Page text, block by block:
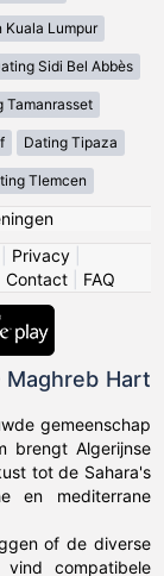
Kuala Lumpur
Sidi Bel Abbès
Tamanrasset
Dating Tipaza
Tlemcen
Privacy
Contact FAQ
Maghreb Hart
gemeenschap
brengt Algerijnse
tot de Sahara's
en mediterrane
of de diverse
compatibele